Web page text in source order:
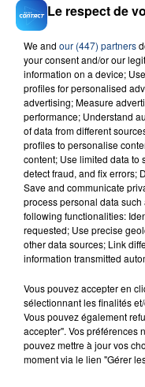
FIL D'ACTU
23 juillet 2026
INCENDIE
SON BÉBÉ
Un homme s'est
aspergé sa
Le respect de
We and our (447) partners
your consent and/or our
information on a device;
profiles for personalised
advertising; Measure
performance; Understand
of data from different
profiles to personalise
content; Use limited data to
detect fraud, and fix errors;
Save and communicate
process personal data
following functionalities:
requested; Use precise
other data sources; Link
information transmitted
Vous pouvez accepter en
sélectionnant les finalités
Vous pouvez également
accepter". Vos préférences
pouvez mettre à jour vos
moment via le lien "Gérer